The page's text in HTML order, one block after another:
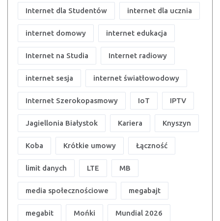
Internet dla Studentów internet dla ucznia
internet domowy internet edukacja
Internet na Studia Internet radiowy
internet sesja internet światłowodowy
Internet Szerokopasmowy IoT IPTV
Jagiellonia Białystok Kariera Knyszyn
Koba Krótkie umowy Łączność
limit danych LTE MB
media społecznościowe megabajt
megabit Mońki Mundial 2026